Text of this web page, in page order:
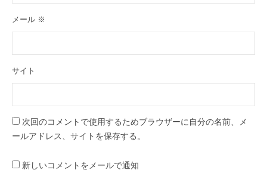
メール ※
サイト
次回のコメントで使用するためブラウザーに自分の名前、メ
ールアドレス、サイトを保存する。
新しいコメントをメールで通知